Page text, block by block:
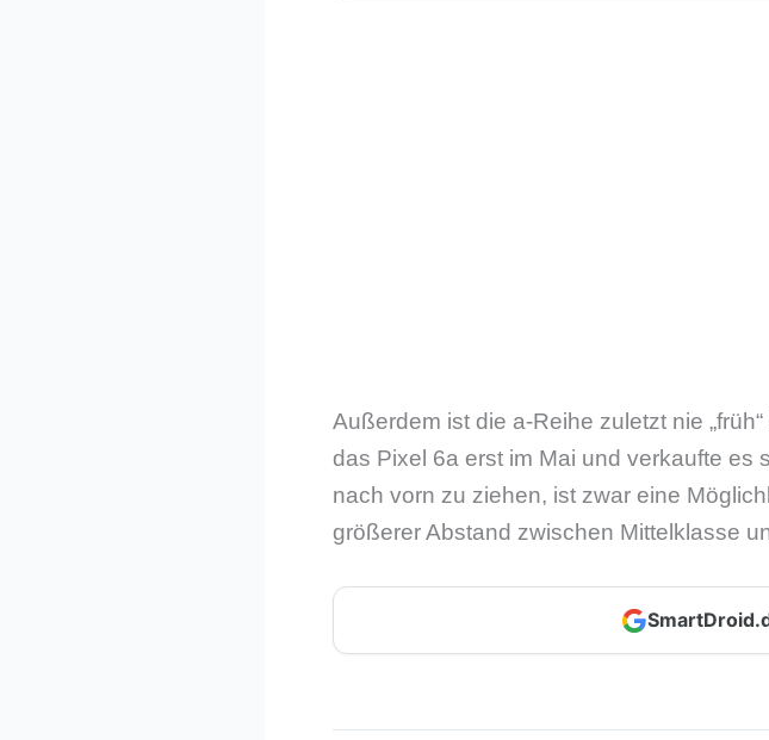
Außerdem ist die a-Reihe zuletzt nie
das Pixel 6a erst im Mai und verkaufte es
nach vorn zu ziehen, ist zwar eine
größerer Abstand zwischen Mittelklasse